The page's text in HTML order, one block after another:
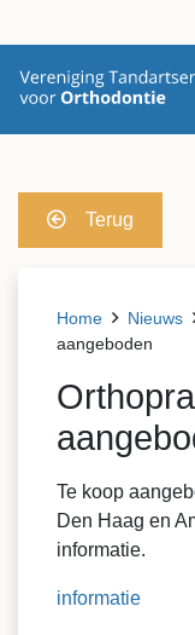
Terug
Home Nieuws
aangeboden
Te koop
Den Haag en
informatie.
informatie